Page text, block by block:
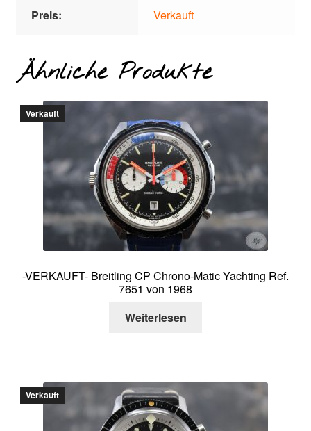
Preis: Verkauft
Ähnliche Produkte
Verkauft
-VERKAUFT- Breitling CP Chrono-Matic Yachting Ref.
7651 von 1968
Weiterlesen
Verkauft